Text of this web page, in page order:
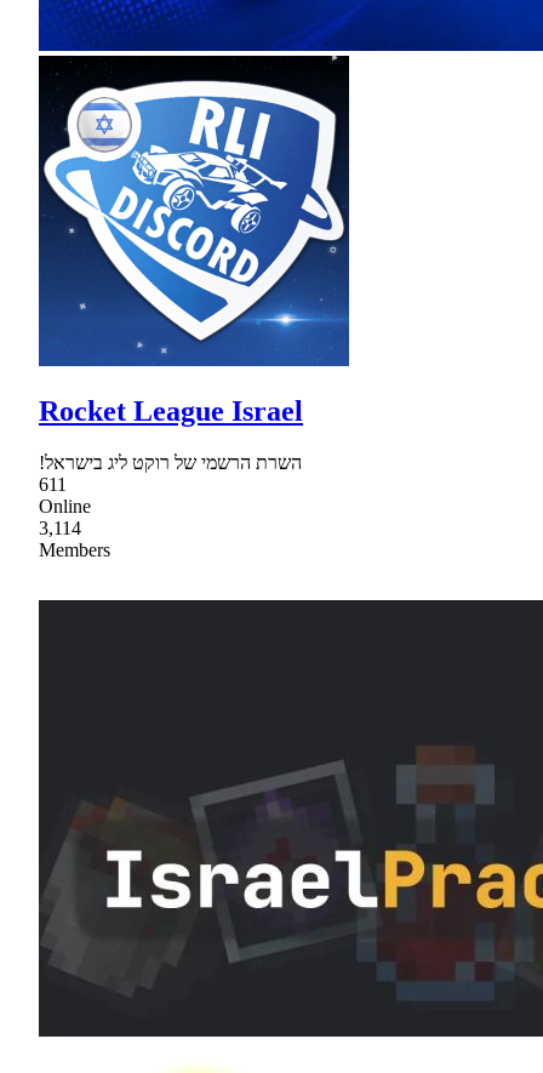
Rocket League Israel
!השרת הרשמי של רוקט ליג בישראל
611
Online
3,114
Members